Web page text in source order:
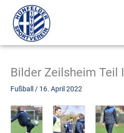
Inhalt
springen
Bilder Zeilsheim Teil I
Fußball / 16. April 2022